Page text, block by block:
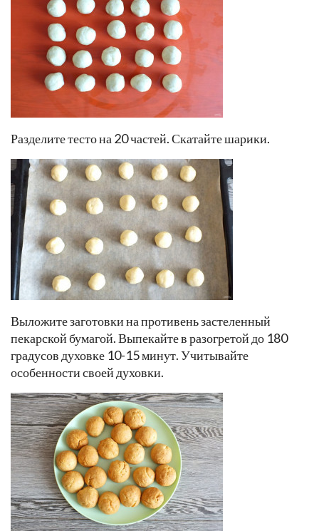
Разделите тесто на 20 частей. Скатайте шарики.
Выложите заготовки на противень застеленный
пекарской бумагой. Выпекайте в разогретой до 180
градусов духовке 10-15 минут. Учитывайте
особенности своей духовки.